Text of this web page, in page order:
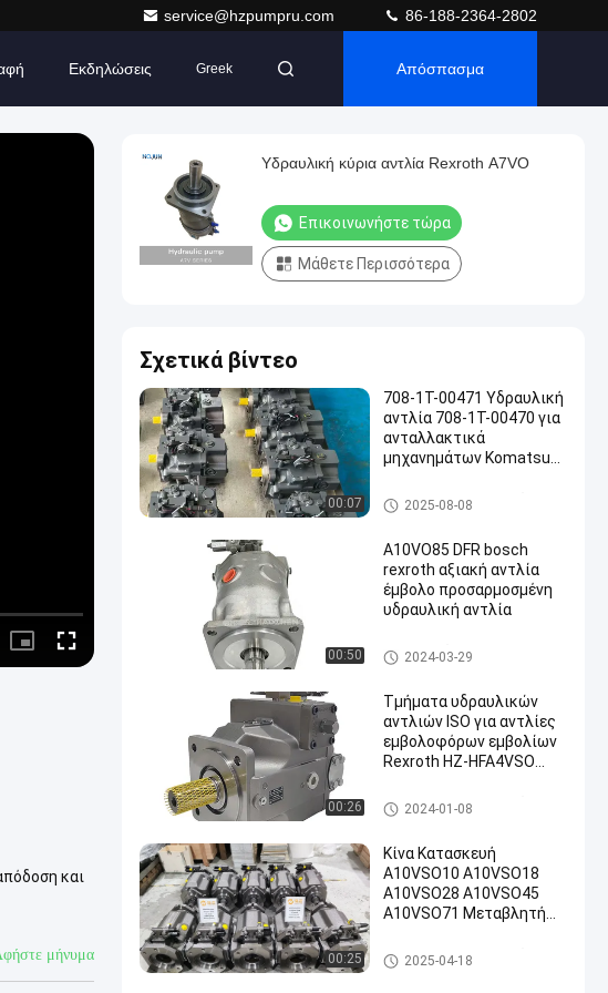
service@hzpumpru.com 86-188-2364-2802
Εκδηλώσεις Greek Απόσπασμα
Picture- Fullscreen
και
μήνυμα
Υδραυλική κύρια αντλία Rexroth A7VO
Επικοινωνήστε τώρα
Μάθετε Περισσότερα
Σχετικά βίντεο
00:07
708-1T-00471 Υδραυλική
αντλία 708-1T-00470 για
ανταλλακτικά
μηχανημάτων Komatsu
υδραυλική αντλία με έμβολο
2025-08-08
00:50
A10VO85 DFR bosch
rexroth αξιακή αντλία
έμβολο προσαρμοσμένη
υδραυλική αντλία
Υδραυλικές αντλίες Rexroth
2024-03-29
00:26
Τμήματα υδραυλικών
αντλιών ISO για αντλίες
εμβολοφόρων εμβολίων
Rexroth HZ-HFA4VSO
υδραυλική αντλία με έμβολο
2024-01-08
00:25
Κίνα Κατασκευή
A10VSO10 A10VSO18
A10VSO28 A10VSO45
A10VSO71 Μεταβλητή
A10VSO-140DFR-31RL-
PKC12N00 αντλία έμβολο
υδραυλική αντλία με έμβολο
2025-04-18